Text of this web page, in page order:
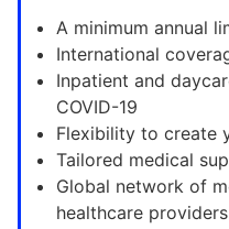
A minimum annual
International
Inpatient and
COVID-19
Flexibility to create
Tailored medical
Global network of
healthcare providers